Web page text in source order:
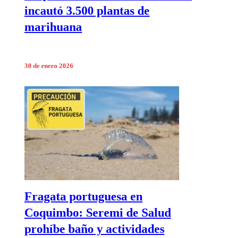
incautó 3.500 plantas de
marihuana
30 de enero 2026
Fragata portuguesa en
Coquimbo: Seremi de Salud
prohíbe baño y actividades